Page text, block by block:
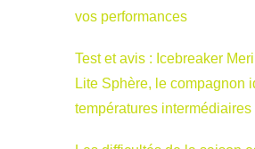
vos performances
Test et avis : Icebreaker
Lite Sphère, le compagnon
températures intermédiaires